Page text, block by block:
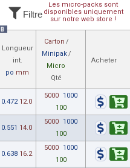
Les micro-packs sont
disponibles uniquement
sur notre web store !
Filtre
B
Longueur
int.
po mm
Carton /
Minipak/
Micro
Qté
Acheter
0.472 12.0
5000
1000
100
0.551 14.0
5000
1000
100
0.638 16.2
5000
1000
100